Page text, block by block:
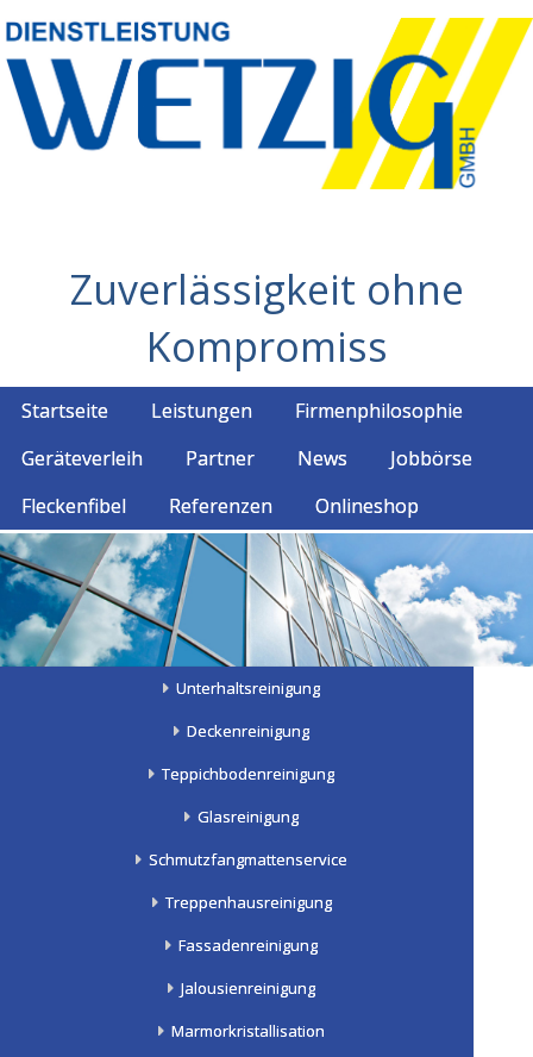
Zuverlässigkeit ohne
Kompromiss
Startseite Leistungen
Firmenphilosophie
Geräteverleih
Partner News
Jobbörse
Fleckenfibel
Referenzen Onlineshop
Unterhaltsreinigung
Deckenreinigung
Teppichbodenreinigung
Glasreinigung
Schmutzfangmattenservice
Treppenhausreinigung
Fassadenreinigung
Jalousienreinigung
Marmorkristallisation